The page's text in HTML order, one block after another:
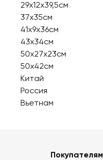
29х12х39,5см
37х35см
41х9x36см
43х34см
50х27х23см
50х42см
Китай
Россия
Вьетнам
Покупателям